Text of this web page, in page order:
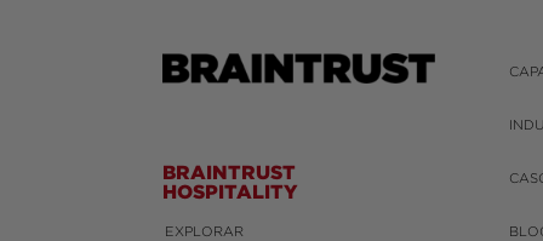
BRAINTRUST
HOSPITALITY
EXPLORAR